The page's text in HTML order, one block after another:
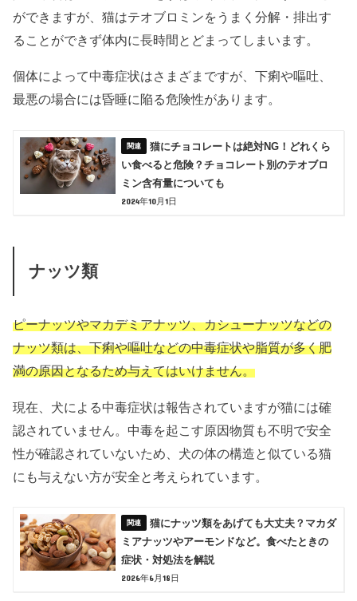
ができますが、猫はテオブロミンをうまく分解・排出す
ることができず体内に長時間とどまってしまいます。
個体によって中毒症状はさまざまですが、下痢や嘔吐、
最悪の場合には昏睡に陥る危険性があります。
猫にチョコレートは絶対NG！どれくら
い食べると危険？チョコレート別のテオブロ
ミン含有量についても
2024年10月1日
ナッツ類
ピーナッツやマカデミアナッツ、カシューナッツなどの
ナッツ類は、下痢や嘔吐などの中毒症状や脂質が多く肥
満の原因となるため与えてはいけません。
現在、犬による中毒症状は報告されていますが猫には確
認されていません。中毒を起こす原因物質も不明で安全
性が確認されていないため、犬の体の構造と似ている猫
にも与えない方が安全と考えられています。
猫にナッツ類をあげても大丈夫？マカダ
ミアナッツやアーモンドなど。食べたときの
症状・対処法を解説
2026年6月18日